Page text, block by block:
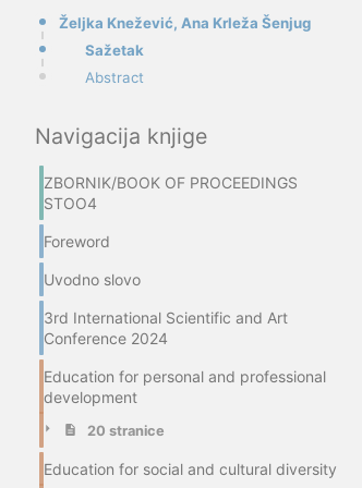
Željka Knežević, Ana Krleža Šenjug
Sažetak
Abstract
Navigacija knjige
ZBORNIK/BOOK OF PROCEEDINGS
STOO4
Foreword
Uvodno slovo
3rd International Scientific and Art
Conference 2024
Education for personal and professional
development
20 stranice
Education for social and cultural diversity